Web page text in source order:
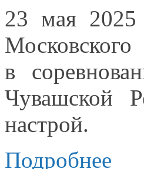
23 мая 2025
Московского
в
Чувашской
настрой.
Подробнее